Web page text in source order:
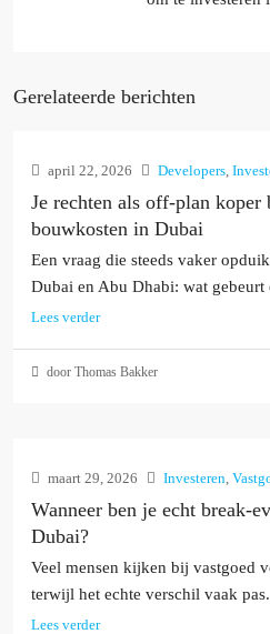
Gerelateerde berichten
april 22, 2026 Developers,
Je rechten als off-plan koper
bouwkosten in Dubai
Een vraag die steeds vaker
Dubai en Abu Dhabi: wat gebeurt
Lees verder
door Thomas Bakker
maart 29, 2026 Investeren,
Wanneer ben je echt break-
Dubai?
Veel mensen kijken bij vastgoed
terwijl het echte verschil vaak
Lees verder